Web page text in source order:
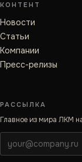
КОНТЕНТ
Новости
Статьи
Компании
Пресс-релизы
РАССЫЛКА
Главное из мира ЛКМ